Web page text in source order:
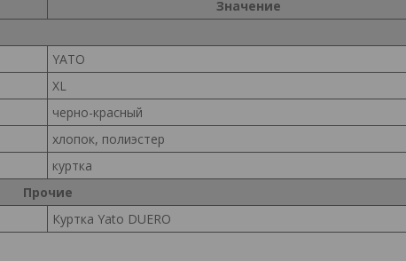
Значение
YATO
ХL
черно-красный
хлопок, полиэстер
куртка
Прочие
Куртка Yato DUERO